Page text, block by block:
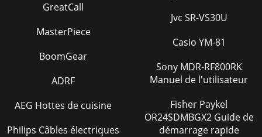
GreatCall
MasterPiece
BoomGear
ADRF
AEG Hottes de cuisine
Philips Câbles électriques
Jvc SR-VS30U
Casio YM-81
Sony MDR-RF800RK
Manuel de l'utilisateur
Fisher Paykel
OR24SDMBGX2 Guide de
démarrage rapide